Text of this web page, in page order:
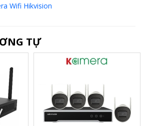
Wifi Hikvision
TỰ